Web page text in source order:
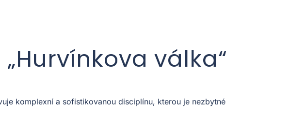
válka“
komplexní a sofistikovanou disciplínu, kterou je nezbytné